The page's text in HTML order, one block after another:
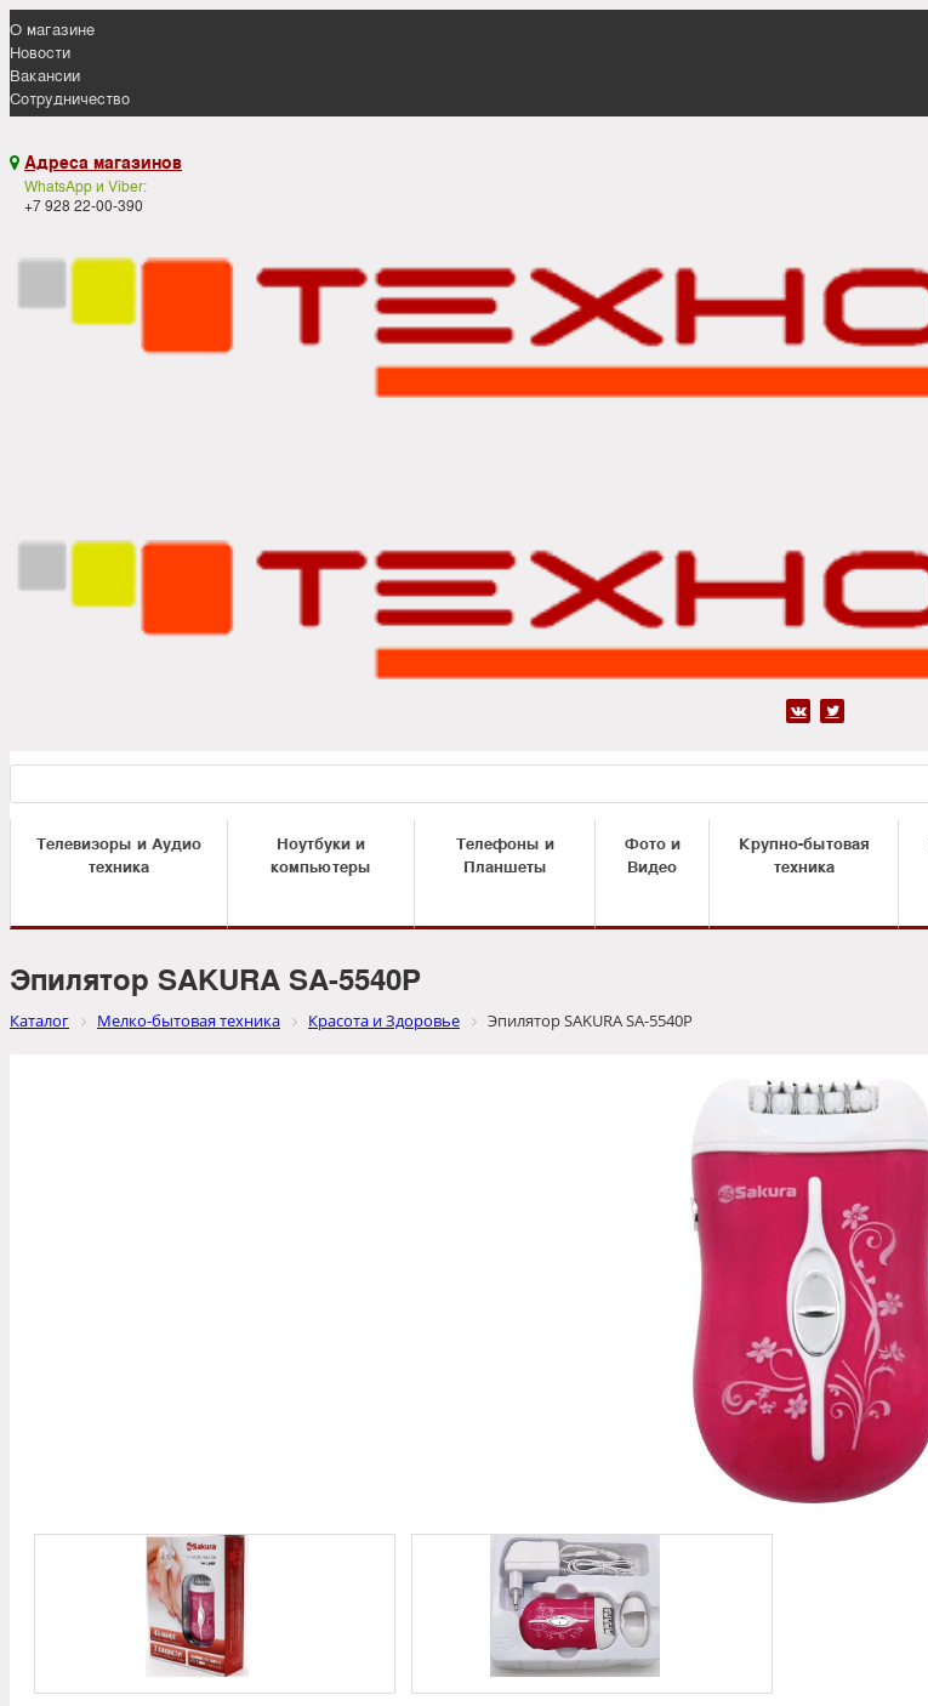
О магазине
Новости
Вакансии
Сотрудничество
 Адреса магазинов
WhatsApp и Viber:
+7 928 22-00-390
 
Телевизоры и Аудио
техника
Ноутбуки и
компьютеры
Телефоны и
Планшеты
Фото и
Видео
Крупно-бытовая
техника
Эпилятор SAKURA SA-5540P
Каталог Мелко-бытовая техника Красота и Здоровье Эпилятор SAKURA SA-5540P